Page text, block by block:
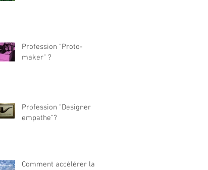
Profession "Proto-
maker" ?
Profession "Designer
empathe"?
Comment accélérer la